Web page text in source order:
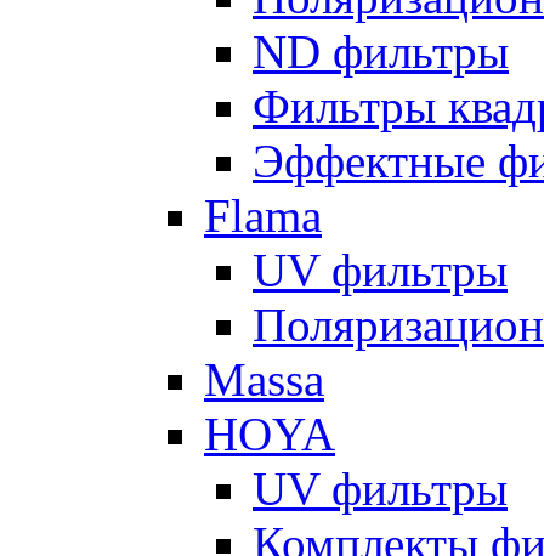
ND фильтры
Фильтры
Эффектные
Flama
UV фильтры
Massa
HOYA
UV фильтры
Комплекты